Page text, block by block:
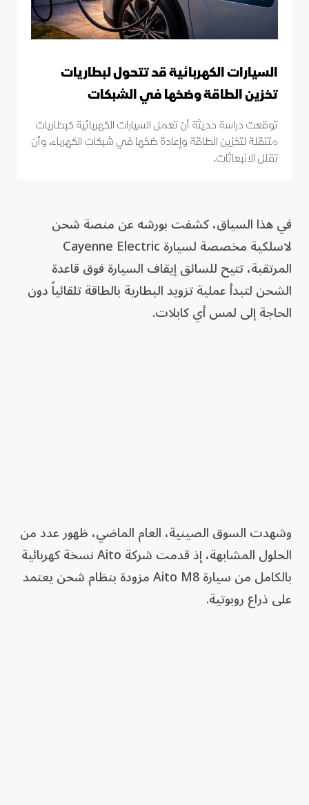
السيارات الكهربائية قد تتحول لبطاريات
تخزين الطاقة وضخها في الشبكات
توقعت دراسة حديثة أن تعمل السيارات الكهربائية كبطاريات
متنقلة لتخزين الطاقة وإعادة ضخها في شبكات الكهرباء، وأن
تقلل الانبعاثات.
في هذا السياق، كشفت بورشه عن منصة شحن
لاسلكية مخصصة لسيارة Cayenne Electric
المرتقبة، تتيح للسائق إيقاف السيارة فوق قاعدة
الشحن لتبدأ عملية تزويد البطارية بالطاقة تلقائياً دون
الحاجة إلى لمس أي كابلات.
وشهدت السوق الصينية، العام الماضي، ظهور عدد من
الحلول المشابهة، إذ قدمت شركة Aito نسخة كهربائية
بالكامل من سيارة Aito M8 مزودة بنظام شحن يعتمد
على ذراع روبوتية.